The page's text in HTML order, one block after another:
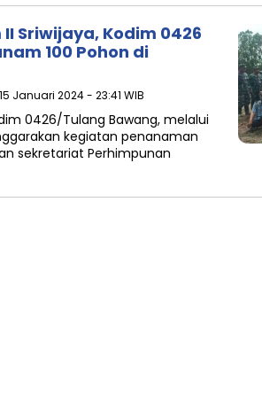
Sriwijaya, Kodim 0426
100 Pohon di
Januari 2024 - 23:41 WIB
0426/Tulang Bawang, melalui
kegiatan penanaman
sekretariat Perhimpunan